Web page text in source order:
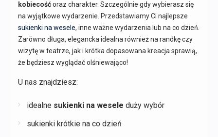
kobiecośćoraz charakter. Szczególnie gdy wybierasz się
na wyjątkowe wydarzenie. Przedstawiamy Ci najlepsze
sukienki na wesele, inne ważne wydarzenia lub na co dzień.
Zarówno długa, elegancka idealna również na randkę czy
wizytę w teatrze, jak i krótka dopasowana kreacja sprawią,
że będziesz wyglądać olśniewająco!
U nas znajdziesz:
idealne sukienki na wesele duży wybór
sukienki krótkie na co dzień